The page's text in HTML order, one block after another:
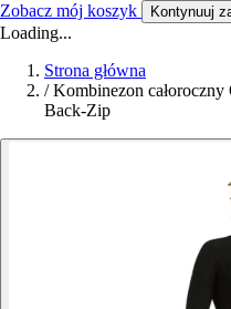
Zobacz mój koszyk Kontynuuj
Loading...
Strona główna
/ Kombinezon
Back-Zip